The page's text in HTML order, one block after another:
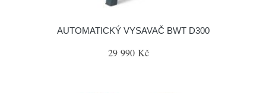
AUTOMATICKÝ VYSAVAČ BWT D300
29 990 Kč